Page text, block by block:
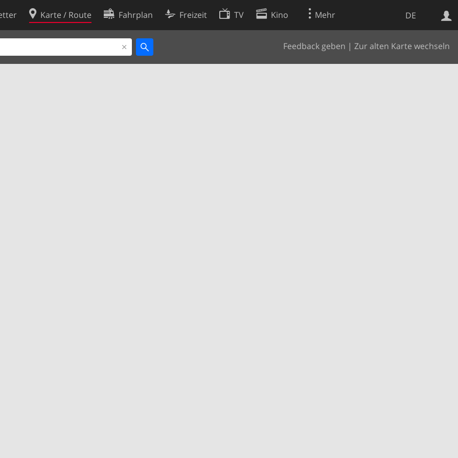
DE
Karte / Route Fahrplan Freizeit TV Kino Mehr
Feedback geben | Zur alten Karte wechseln
Websuche
Cookie-Richtlinie
Cookie-Einstellungen